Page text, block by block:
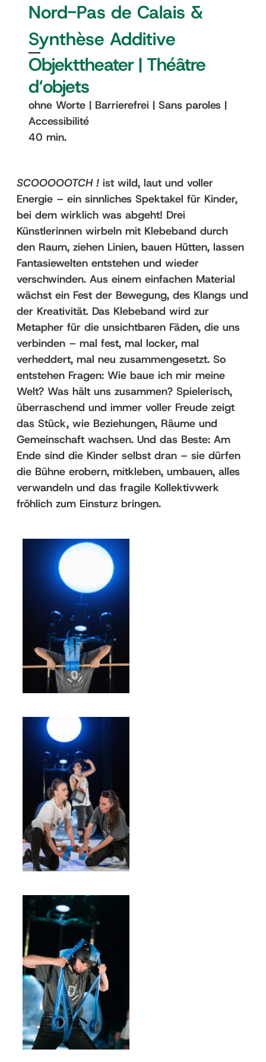
Nord-Pas de Calais &
Synthèse Additive
Objekttheater | Théâtre
d‘objets
ohne Worte | Barrierefrei | Sans paroles |
Accessibilité
40 min.
SCOOOOOTCH ! ist wild, laut und voller
Energie – ein sinnliches Spektakel für Kinder,
bei dem wirklich was abgeht! Drei
Künstlerinnen wirbeln mit Klebeband durch
den Raum, ziehen Linien, bauen Hütten, lassen
Fantasiewelten entstehen und wieder
verschwinden. Aus einem einfachen Material
wächst ein Fest der Bewegung, des Klangs und
der Kreativität. Das Klebeband wird zur
Metapher für die unsichtbaren Fäden, die uns
verbinden – mal fest, mal locker, mal
verheddert, mal neu zusammengesetzt. So
entstehen Fragen: Wie baue ich mir meine
Welt? Was hält uns zusammen? Spielerisch,
überraschend und immer voller Freude zeigt
das Stück, wie Beziehungen, Räume und
Gemeinschaft wachsen. Und das Beste: Am
Ende sind die Kinder selbst dran – sie dürfen
die Bühne erobern, mitkleben, umbauen, alles
verwandeln und das fragile Kollektivwerk
fröhlich zum Einsturz bringen.